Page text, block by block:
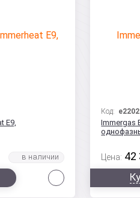
E9,
Код:
Immergas
Цена: 42